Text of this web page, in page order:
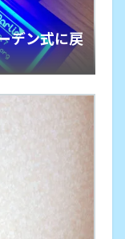
デン式に戻